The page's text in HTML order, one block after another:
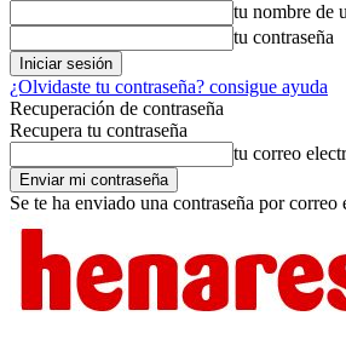
tu nombre de
tu contraseña
¿Olvidaste tu contraseña? consigue ayuda
Recuperación de contraseña
Recupera tu contraseña
tu correo
Se te ha enviado una contraseña por correo